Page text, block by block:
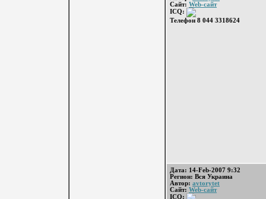
Сайт: Web-сайт
ICQ:
Телефон 8 044 3318624
Дата: 14-Feb-2007 9:32
Регион: Вся Украина
Автор: avtorytet
Сайт: Web-сайт
ICQ: